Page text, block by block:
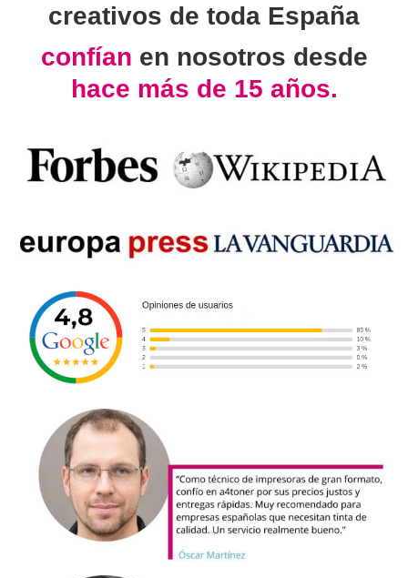
creativos de toda España
confían en nosotros desde
hace más de 15 años.